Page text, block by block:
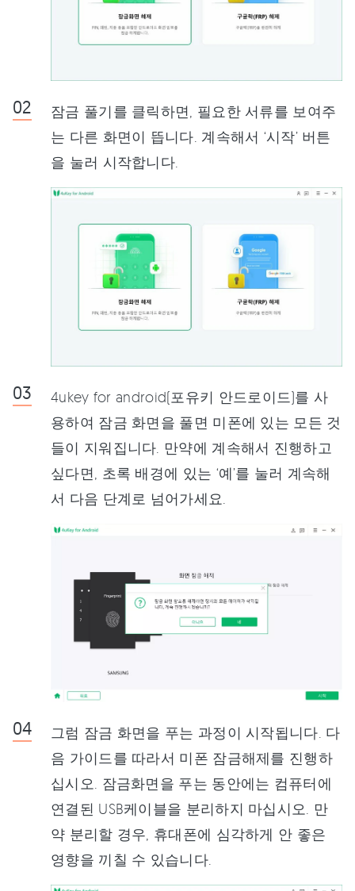
잠금 풀기를 클릭하면, 필요한 서류를 보여주
는 다른 화면이 뜹니다. 계속해서 ‘시작’ 버튼
을 눌러 시작합니다.
4ukey for android(포유키 안드로이드)를 사
용하여 잠금 화면을 풀면 미폰에 있는 모든 것
들이 지워집니다. 만약에 계속해서 진행하고
싶다면, 초록 배경에 있는 ‘예’를 눌러 계속해
서 다음 단계로 넘어가세요.
그럼 잠금 화면을 푸는 과정이 시작됩니다. 다
음 가이드를 따라서 미폰 잠금해제를 진행하
십시오. 잠금화면을 푸는 동안에는 컴퓨터에
연결된 USB케이블을 분리하지 마십시오. 만
약 분리할 경우, 휴대폰에 심각하게 안 좋은
영향을 끼칠 수 있습니다.